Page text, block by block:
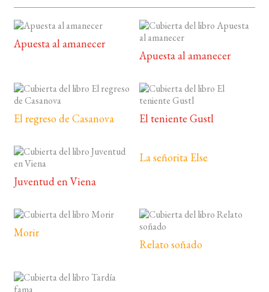
Apuesta al amanecer
Apuesta al amanecer
El regreso de Casanova El teniente Gustl
Juventud en Viena
La señorita Else
Morir
Relato soñado